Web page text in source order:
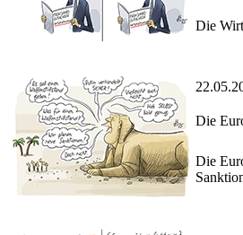
Die
Die
Die